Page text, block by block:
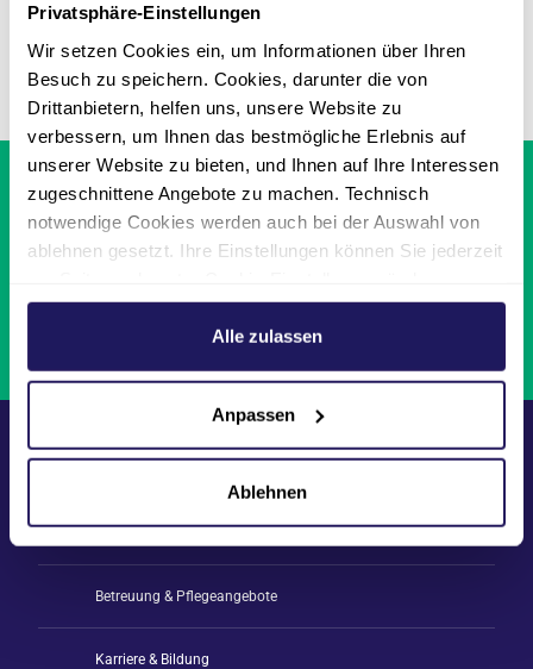
Privatsphäre-Einstellungen
Wir setzen Cookies ein, um Informationen über Ihren
Besuch zu speichern. Cookies, darunter die von
Drittanbietern, helfen uns, unsere Website zu
verbessern, um Ihnen das bestmögliche Erlebnis auf
unserer Website zu bieten, und Ihnen auf Ihre Interessen
zugeschnittene Angebote zu machen. Technisch
notwendige Cookies werden auch bei der Auswahl von
ablehnen gesetzt. Ihre Einstellungen können Sie jederzeit
Weitere Informationen hierzu finden Sie in unserer
.
Alle zulassen
Anpassen
Ablehnen
Seite teilen
Einrichtungen &
Leistungen finden
Aktuelle
Kontakt &
Ansprechpartner*innen
Medizinische Versorgung
Pflege & Wohnen
Betreuung & Pflegeangebote
Karriere & Bildung